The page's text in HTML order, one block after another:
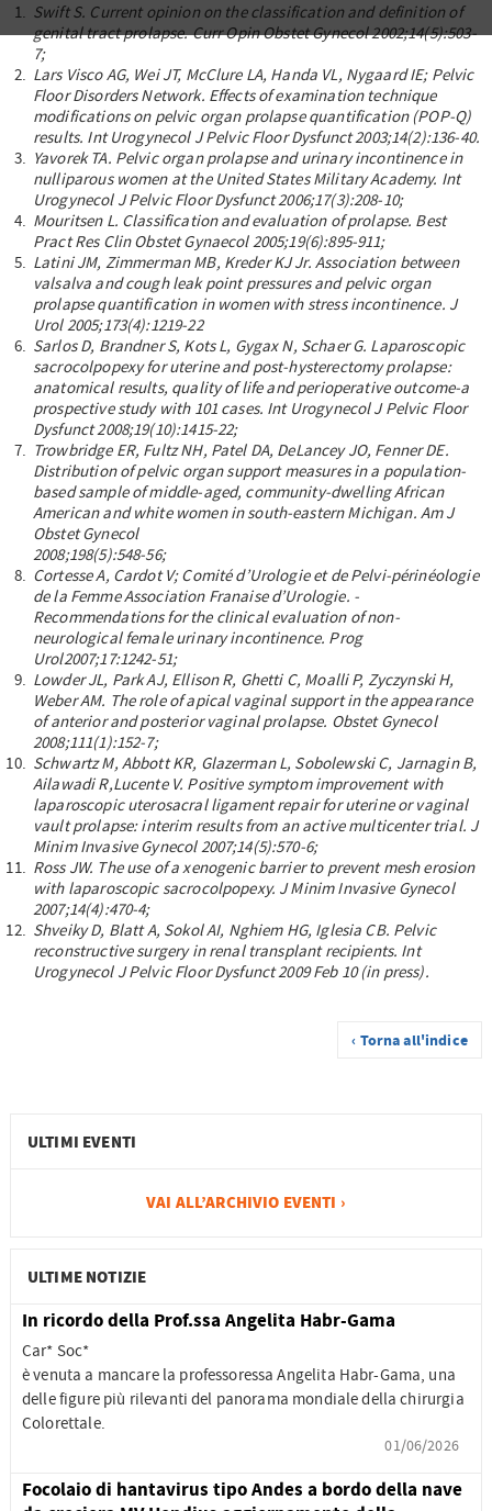
Swift S. Current opinion on the classification and definition of
genital tract prolapse. Curr Opin Obstet Gynecol 2002;14(5):503-
7;
Lars Visco AG, Wei JT, McClure LA, Handa VL, Nygaard IE; Pelvic
Floor Disorders Network. Effects of examination technique
modifications on pelvic organ prolapse quantification (POP-Q)
results. Int Urogynecol J Pelvic Floor Dysfunct 2003;14(2):136-40.
Yavorek TA. Pelvic organ prolapse and urinary incontinence in
nulliparous women at the United States Military Academy. Int
Urogynecol J Pelvic Floor Dysfunct 2006;17(3):208-10;
Mouritsen L. Classification and evaluation of prolapse. Best
Pract Res Clin Obstet Gynaecol 2005;19(6):895-911;
Latini JM, Zimmerman MB, Kreder KJ Jr. Association between
valsalva and cough leak point pressures and pelvic organ
prolapsequantification in women with stress incontinence. J
Urol 2005;173(4):1219-22
Sarlos D, Brandner S, Kots L, Gygax N, Schaer G. Laparoscopic
sacrocolpopexy for uterine and post-hysterectomy prolapse:
anatomical results, quality of life and perioperative outcome-a
prospective study with 101 cases. Int Urogynecol J Pelvic Floor
Dysfunct 2008;19(10):1415-22;
Trowbridge ER, Fultz NH, Patel DA, DeLancey JO, Fenner DE.
Distribution of pelvic organ support measures in a population-
basedsample of middle-aged, community-dwelling African
American and white women in south-eastern Michigan. Am J
Obstet Gynecol
2008;198(5):548-56;
Cortesse A, Cardot V; Comité d’Urologie et de Pelvi-périnéologie
de la Femme Association Franaise d’Urologie. -
Recommendationsfor the clinical evaluation of non-
neurological female urinary incontinence. Prog
Urol2007;17:1242-51;
Lowder JL, Park AJ, Ellison R, Ghetti C, Moalli P, Zyczynski H,
Weber AM. The role of apical vaginal support in the appearance
ofanterior and posterior vaginal prolapse. Obstet Gynecol
2008;111(1):152-7;
Schwartz M, Abbott KR, Glazerman L, Sobolewski C, Jarnagin B,
Ailawadi R,Lucente V. Positive symptom improvement with
laparoscopic uterosacral ligament repair for uterine or vaginal
vault prolapse: interim results from an active multicenter trial. J
Minim Invasive Gynecol 2007;14(5):570-6;
Ross JW. The use of a xenogenic barrier to prevent mesh erosion
with laparoscopic sacrocolpopexy. J Minim Invasive Gynecol
2007;14(4):470-4;
Shveiky D, Blatt A, Sokol AI, Nghiem HG, Iglesia CB. Pelvic
reconstructive surgery in renal transplant recipients. Int
Urogynecol JPelvic Floor Dysfunct 2009 Feb 10 (in press).
‹ Torna all'indice
ULTIMI EVENTI
VAI ALL’ARCHIVIO EVENTI ›
ULTIME NOTIZIE
In ricordo della Prof.ssa Angelita Habr-Gama
Car* Soc*
è venuta a mancare la professoressa Angelita Habr-Gama, una
delle figure più rilevanti del panorama mondiale della chirurgia
Colorettale.
01/06/2026
Focolaio di hantavirus tipo Andes a bordo della nave